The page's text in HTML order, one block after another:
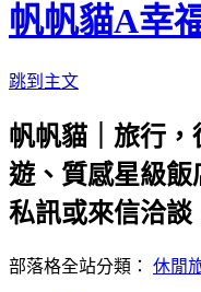
帆帆貓A幸
跳到主文
帆帆貓｜旅行
遊、質感星級
私訊或來信洽談
部落格全站分類： 休閒